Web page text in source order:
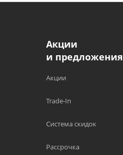
Акции
и предложения
Акции
Trade-In
Система скидок
Рассрочка